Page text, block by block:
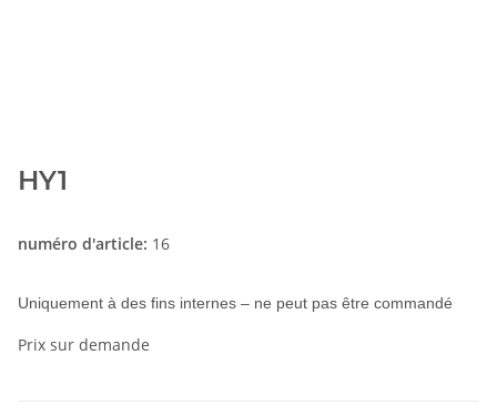
HY1
numéro d'article: 16
Uniquement à des fins internes – ne peut pas être commandé
Prix sur demande